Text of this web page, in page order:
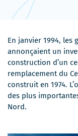
En janvier 1994, les
annonçaient un
construction d’un
remplacement du
construit en 1974.
des plus
Nord.